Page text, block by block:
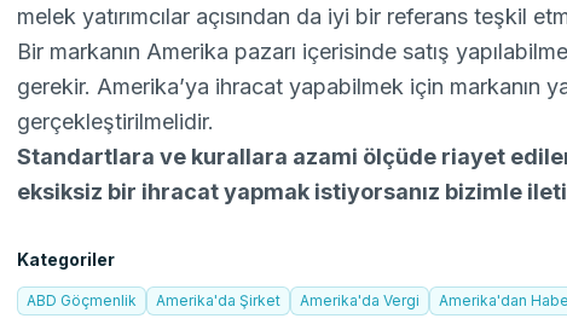
melek yatırımcılar açısından da iyi bir referans teşkil
Bir markanın Amerika pazarı içerisinde satış
gerekir. Amerika’ya ihracat yapabilmek için markanın
gerçekleştirilmelidir.
Standartlara ve kurallara azami ölçüde riayet
eksiksiz bir ihracat yapmak istiyorsanız bizimle
Kategoriler
ABD Göçmenlik Amerika'da Şirket Amerika'da Vergi Amerika'dan